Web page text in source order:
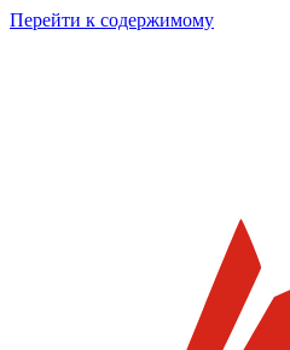
Перейти к содержимому